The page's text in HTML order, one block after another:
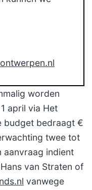
worden
april via Het
budget bedraagt €
twee tot
aanvraag indient
van Straten of
vanwege